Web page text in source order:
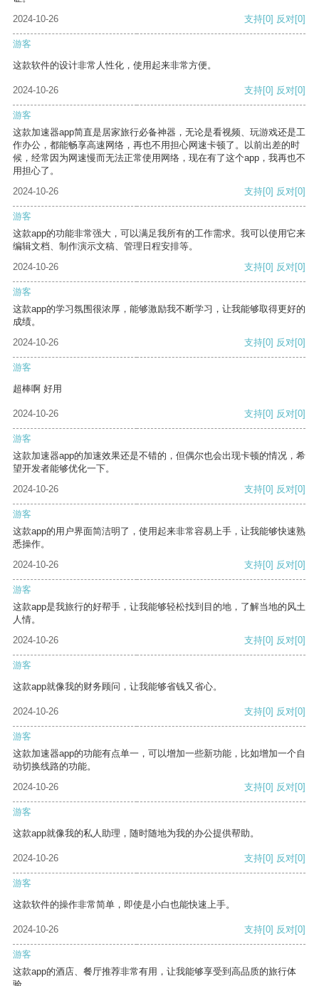
2024-10-26
支持[0] 反对[0]
游客
这款软件的设计非常人性化，使用起来非常方便。
2024-10-26 支持[0] 反对[0]
游客
这款加速器app简直是居家旅行必备神器，无论是看视频、玩游戏还是工
作办公，都能畅享高速网络，再也不用担心网速卡顿了。以前出差的时
候，经常因为网速慢而无法正常使用网络，现在有了这个app，我再也不
用担心了。
2024-10-26
支持[0] 反对[0]
游客
这款app的功能非常强大，可以满足我所有的工作需求。我可以使用它来
编辑文档、制作演示文稿、管理日程安排等。
2024-10-26
支持[0] 反对[0]
游客
这款app的学习氛围很浓厚，能够激励我不断学习，让我能够取得更好的
成绩。
2024-10-26
支持[0] 反对[0]
游客
超棒啊 好用
2024-10-26 支持[0] 反对[0]
游客
这款加速器app的加速效果还是不错的，但偶尔也会出现卡顿的情况，希
望开发者能够优化一下。
2024-10-26
支持[0] 反对[0]
游客
这款app的用户界面简洁明了，使用起来非常容易上手，让我能够快速熟
悉操作。
2024-10-26
支持[0] 反对[0]
游客
这款app是我旅行的好帮手，让我能够轻松找到目的地，了解当地的风土
人情。
2024-10-26
支持[0] 反对[0]
游客
这款app就像我的财务顾问，让我能够省钱又省心。
2024-10-26 支持[0] 反对[0]
游客
这款加速器app的功能有点单一，可以增加一些新功能，比如增加一个自
动切换线路的功能。
2024-10-26
支持[0] 反对[0]
游客
这款app就像我的私人助理，随时随地为我的办公提供帮助。
2024-10-26 支持[0] 反对[0]
游客
这款软件的操作非常简单，即使是小白也能快速上手。
2024-10-26 支持[0] 反对[0]
游客
这款app的酒店、餐厅推荐非常有用，让我能够享受到高品质的旅行体